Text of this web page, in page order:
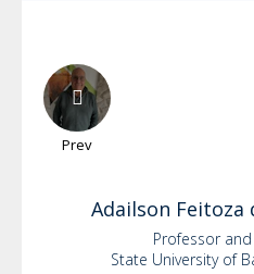
Prev
Adailson Feitoza
Professor
State University of